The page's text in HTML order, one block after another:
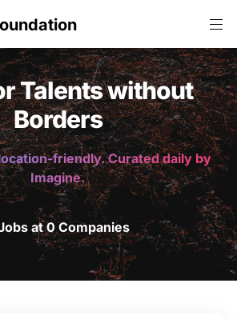
Talents without
Borders
friendly. Curated daily by
Imagine.
at 0 Companies